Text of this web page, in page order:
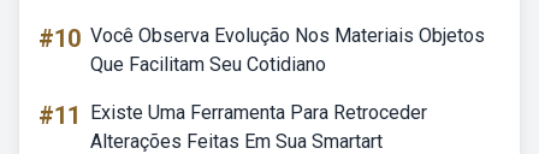
#10 Você Observa Evolução Nos Materiais Objetos
Que Facilitam Seu Cotidiano
#11
Existe Uma Ferramenta Para Retroceder
Alterações Feitas Em Sua Smartart